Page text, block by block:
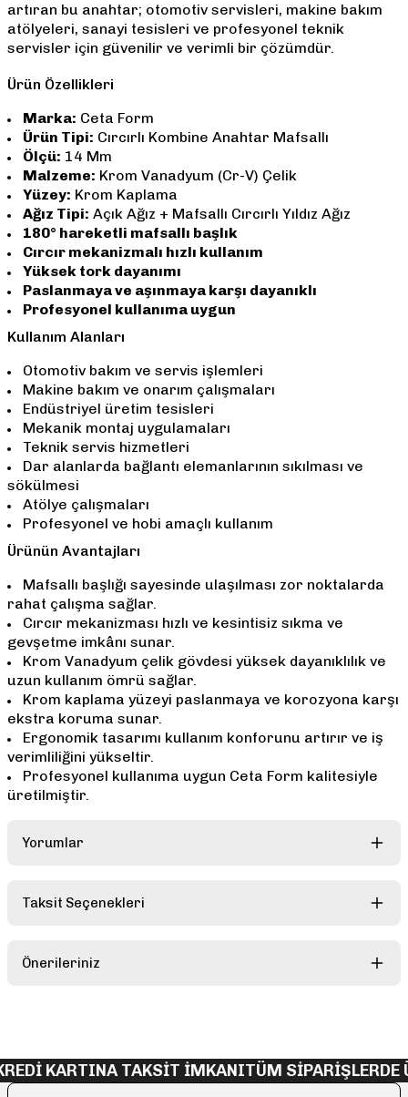
artıran bu anahtar; otomotiv servisleri, makine bakım
atölyeleri, sanayi tesisleri ve profesyonel teknik
servisler için güvenilir ve verimli bir çözümdür.
Ürün Özellikleri
Marka: Ceta Form
Ürün Tipi: Cırcırlı Kombine Anahtar Mafsallı
Ölçü: 14 Mm
Malzeme: Krom Vanadyum (Cr-V) Çelik
Yüzey: Krom Kaplama
Ağız Tipi: Açık Ağız + Mafsallı Cırcırlı Yıldız Ağız
180° hareketli mafsallı başlık
Cırcır mekanizmalı hızlı kullanım
Yüksek tork dayanımı
Paslanmaya ve aşınmaya karşı dayanıklı
Profesyonel kullanıma uygun
Kullanım Alanları
Otomotiv bakım ve servis işlemleri
Makine bakım ve onarım çalışmaları
Endüstriyel üretim tesisleri
Mekanik montaj uygulamaları
Teknik servis hizmetleri
Dar alanlarda bağlantı elemanlarının sıkılması ve
sökülmesi
Atölye çalışmaları
Profesyonel ve hobi amaçlı kullanım
Ürünün Avantajları
Mafsallı başlığı sayesinde ulaşılması zor noktalarda
rahat çalışma sağlar.
Cırcır mekanizması hızlı ve kesintisiz sıkma ve
gevşetme imkânı sunar.
Krom Vanadyum çelik gövdesi yüksek dayanıklılık ve
uzun kullanım ömrü sağlar.
Krom kaplama yüzeyi paslanmaya ve korozyona karşı
ekstra koruma sunar.
Ergonomik tasarımı kullanım konforunu artırır ve iş
verimliliğini yükseltir.
Profesyonel kullanıma uygun Ceta Form kalitesiyle
üretilmiştir.
Yorumlar
Taksit Seçenekleri
Önerileriniz
Görüş ve önerileriniz için teşekkür ederiz.
KARTINA TAKSİT İMKANITÜM SİPARİŞLERDE